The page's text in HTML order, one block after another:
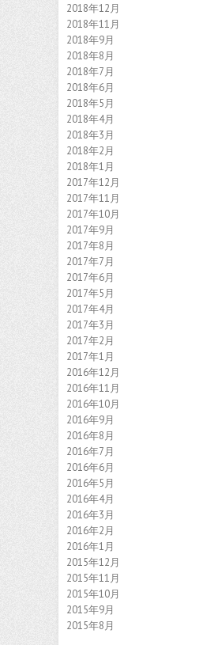
2018年12月
2018年11月
2018年9月
2018年8月
2018年7月
2018年6月
2018年5月
2018年4月
2018年3月
2018年2月
2018年1月
2017年12月
2017年11月
2017年10月
2017年9月
2017年8月
2017年7月
2017年6月
2017年5月
2017年4月
2017年3月
2017年2月
2017年1月
2016年12月
2016年11月
2016年10月
2016年9月
2016年8月
2016年7月
2016年6月
2016年5月
2016年4月
2016年3月
2016年2月
2016年1月
2015年12月
2015年11月
2015年10月
2015年9月
2015年8月